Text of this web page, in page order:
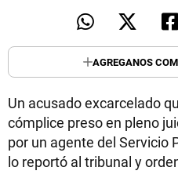
AGREGANOS
Un acusado excarcelado
cómplice preso en pleno
por un agente del Servicio
lo reportó al tribunal y